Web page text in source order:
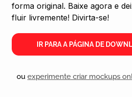
forma original. Baixe agora e
fluir livremente! Divirta-se!
IR PARA A PÁGINA DE
ou experimente criar mockups